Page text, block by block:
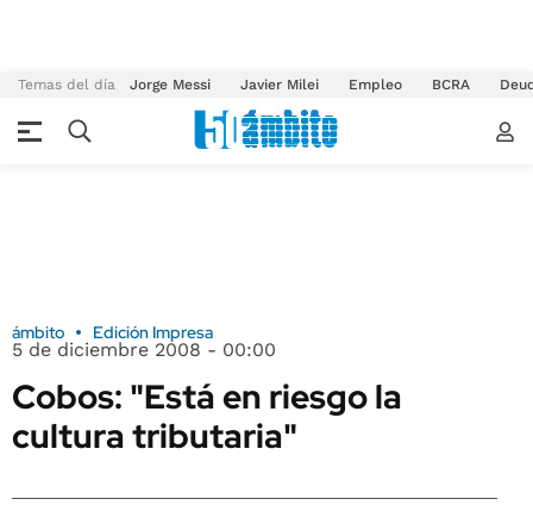
Temas del día Jorge Messi Javier Milei Empleo BCRA
ámbito Edición Impresa
5 de diciembre 2008 - 00:00
Cobos: "Está en riesgo la
cultura tributaria"